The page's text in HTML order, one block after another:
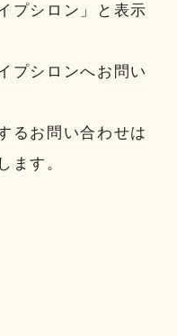
プシロン」と表示
プシロンへお問い
るお問い合わせは
ます。